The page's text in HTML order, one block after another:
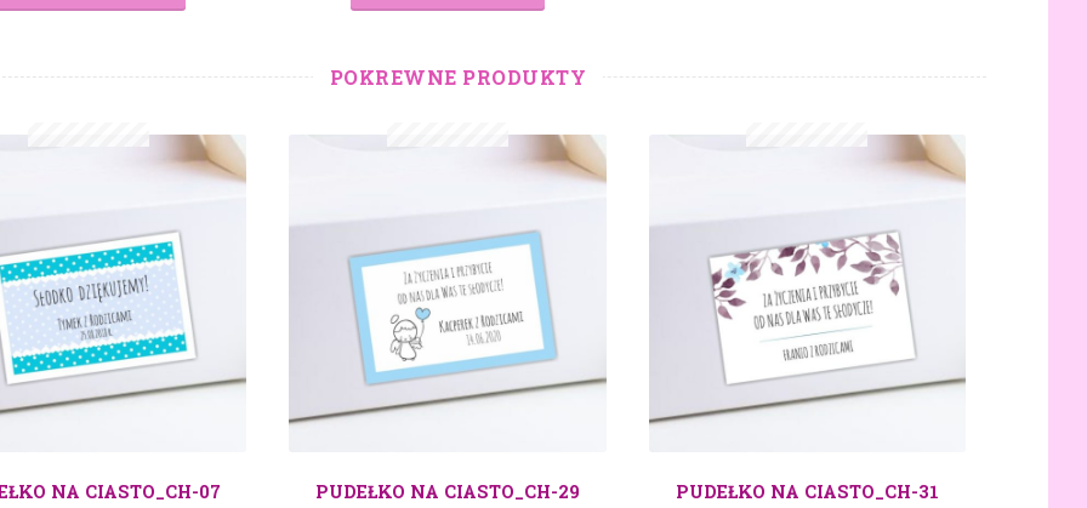
POKREWNE PRODUKTY
NA CIASTO_CH-07 PUDEŁKO NA CIASTO_CH-29 PUDEŁKO NA CIASTO_CH-31